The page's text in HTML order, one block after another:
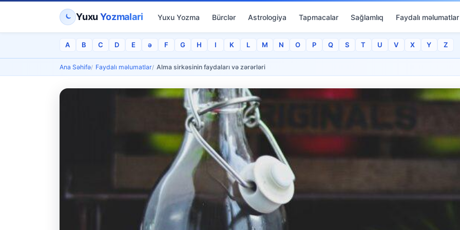
YuxuYozmalari Yuxu Yozma Bürclər Astrologiya Tapmacalar Sağlamlıq Faydalı məlumatlar
A B C D E ə F G H I K L M N O P Q S T U V X Y Z
Ana Səhifə Faydalı məlumatlar Alma sirkəsinin faydaları və zərərləri